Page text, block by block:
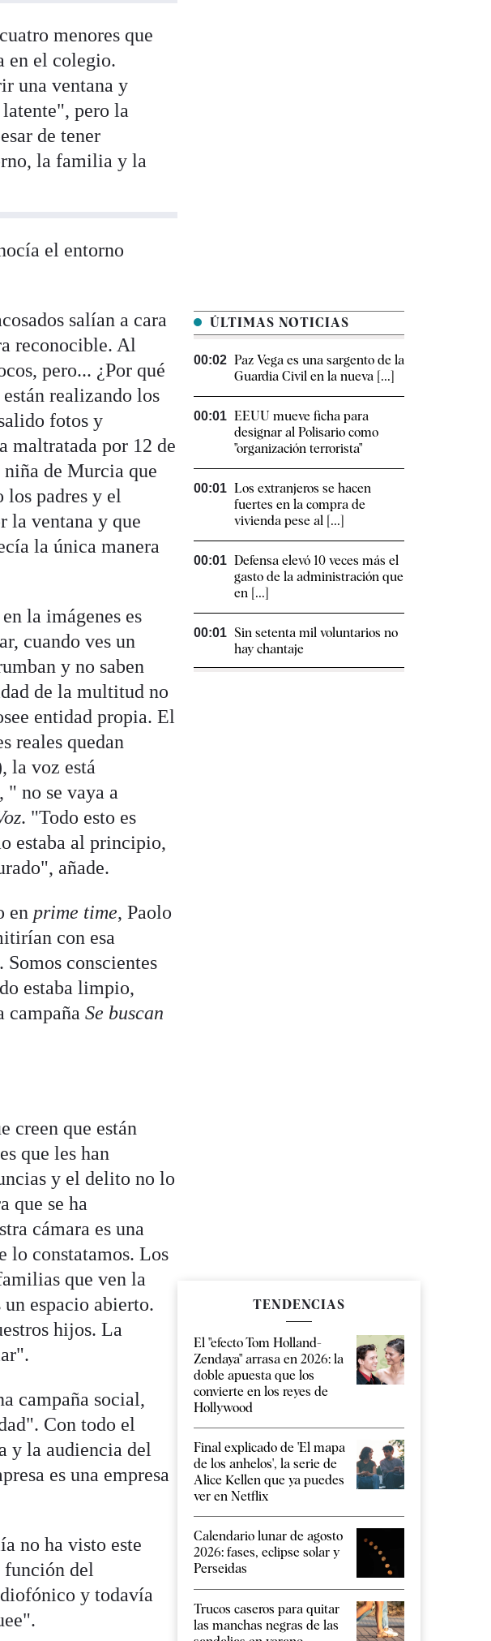
menores que
en el colegio.
una ventana y
pero la
de tener
la familia y la
el entorno
salían a cara
reconocible. Al
pero... ¿Por qué
realizando los
fotos y
maltratada por 12 de
de Murcia que
los padres y el
la ventana y que
la única manera
la imágenes es
cuando ves un
y no saben
de la multitud no
entidad propia. El
reales quedan
la voz está
" no se vaya a
. "Todo esto es
estaba al principio,
añade.
en prime time, Paolo
con esa
conscientes
estaba limpio,
campañaSe buscan
creen que están
que les han
y el delito no lo
que se ha
cámara es una
lo constatamos. Los
que ven la
espacio abierto.
hijos. La
campaña social,
Con todo el
y la audiencia del
es una empresa
no ha visto este
función del
y todavía
ÚLTIMAS NOTICIAS
00:02 Paz Vega es una sargento de la
Guardia Civil en la nueva [...]
00:01 EEUU mueve ficha para
designar al Polisario como
"organización terrorista"
00:01 Los extranjeros se hacen
fuertes en la compra de
vivienda pese al [...]
00:01 Defensa elevó 10 veces más el
gasto de la administración que
en [...]
00:01 Sin setenta mil voluntarios no
hay chantaje
TENDENCIAS
El "efecto Tom Holland-
Zendaya" arrasa en 2026: la
doble apuesta que los
convierte en los reyes de
Hollywood
Final explicado de 'El mapa
de los anhelos', la serie de
Alice Kellen que ya puedes
ver en Netflix
Calendario lunar de agosto
2026: fases, eclipse solar y
Perseidas
Trucos caseros para quitar
las manchas negras de las